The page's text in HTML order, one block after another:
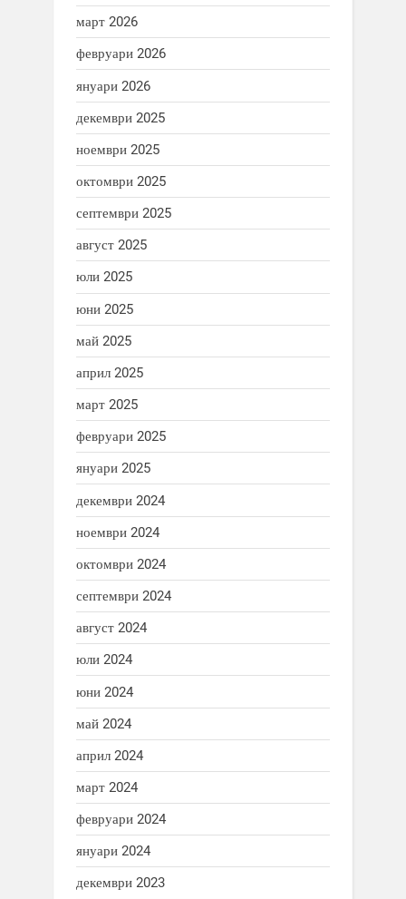
март 2026
февруари 2026
януари 2026
декември 2025
ноември 2025
октомври 2025
септември 2025
август 2025
юли 2025
юни 2025
май 2025
април 2025
март 2025
февруари 2025
януари 2025
декември 2024
ноември 2024
октомври 2024
септември 2024
август 2024
юли 2024
юни 2024
май 2024
април 2024
март 2024
февруари 2024
януари 2024
декември 2023